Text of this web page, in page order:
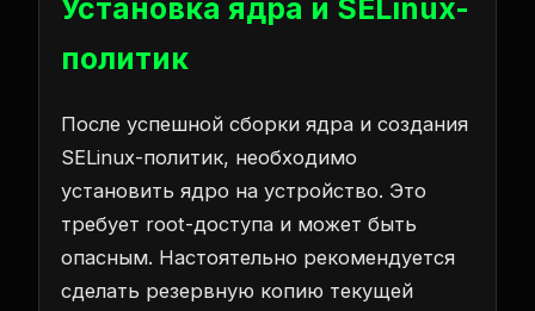
Установка ядра и SELinux-
политик
После успешной сборки ядра и создания
SELinux-политик, необходимо
установить ядро на устройство. Это
требует root-доступа и может быть
опасным. Настоятельно рекомендуется
сделать резервную копию текущей